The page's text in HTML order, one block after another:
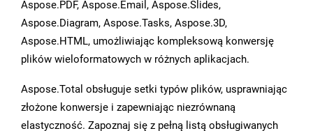
Aspose.PDF, Aspose.Email, Aspose.Slides,
Aspose.Diagram, Aspose.Tasks, Aspose.3D,
Aspose.HTML, umożliwiając kompleksową konwersję
plików wieloformatowych w różnych aplikacjach.
Aspose.Total obsługuje setki typów plików, usprawniając
złożone konwersje i zapewniając niezrównaną
elastyczność. Zapoznaj się z pełną listą obsługiwanych